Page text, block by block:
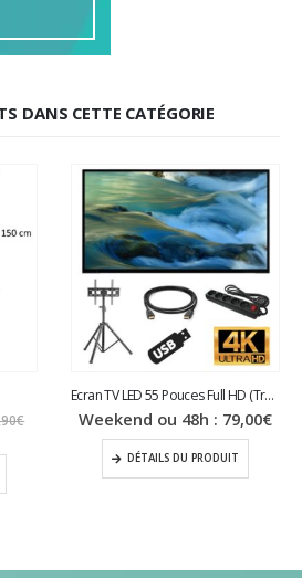
DANS CETTE CATÉGORIE
€
Ecran TV LED 55 Pouces Full HD (Trépied)
Weekend ou 48h : 79,00€
DÉTAILS DU PRODUIT